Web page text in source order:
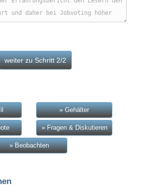
» Gehälter
» Fragen & Diskutieren
» Beobachten